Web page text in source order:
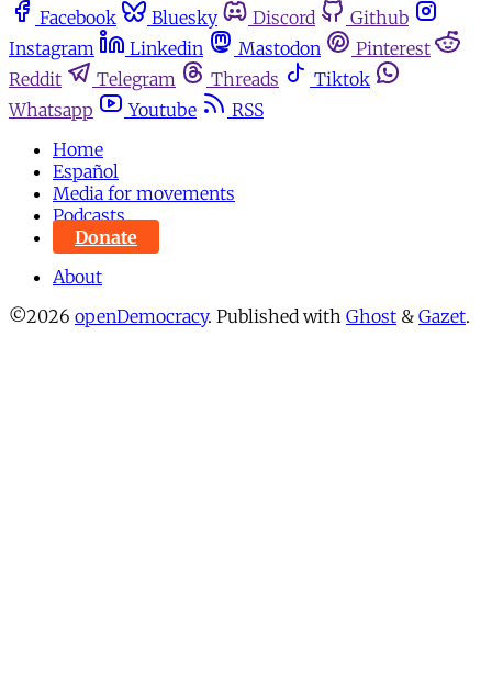
Facebook Bluesky Discord
Github
Instagram
Linkedin Mastodon
Pinterest
Reddit
Telegram Threads
Tiktok
Whatsapp
Youtube
RSS
Home
Español
Media for movements
Podcasts
Donate
About
©2026 openDemocracy. Published with Ghost & Gazet.